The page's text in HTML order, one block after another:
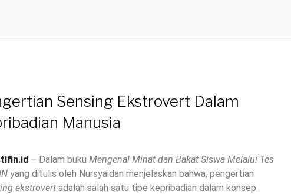
Sensing Ekstrovert Dalam
Manusia
– Dalam buku Mengenal Minat dan Bakat Siswa Melalui Tes
yang ditulis oleh Nursyaidan menjelaskan bahwa, pengertian
ekstrovert adalah salah satu tipe kepribadian dalam konsep